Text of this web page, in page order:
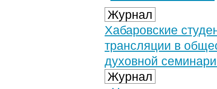
Журнал
Хабаровские
трансляции в
духовной
Журнал